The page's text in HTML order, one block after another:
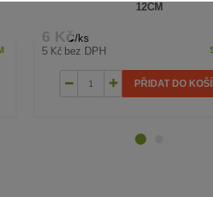
12CM
6 Kč/ks
5 Kč bez DPH
PŘIDAT DO